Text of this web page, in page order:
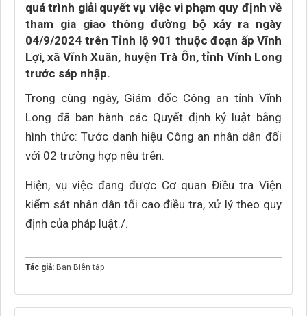
quá trình giải quyết vụ việc vi phạm quy định về
tham gia giao thông đường bộ xảy ra ngày
04/9/2024 trên Tỉnh lộ 901 thuộc đoạn ấp Vĩnh
Lợi, xã Vĩnh Xuân, huyện Trà Ôn, tỉnh Vĩnh Long
trước sáp nhập.
Trong cùng ngày, Giám đốc Công an tỉnh Vĩnh
Long đã ban hành các Quyết định kỷ luật bằng
hình thức: Tước danh hiệu Công an nhân dân đối
với 02 trường hợp nêu trên.
Hiện, vụ việc đang được Cơ quan Điều tra Viện
kiểm sát nhân dân tối cao điều tra, xử lý theo quy
định của pháp luật./.
Tác giả: Ban Biên tập